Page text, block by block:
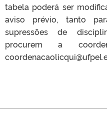
tabela poderá ser
aviso prévio, tanto
supressões de
procurem a